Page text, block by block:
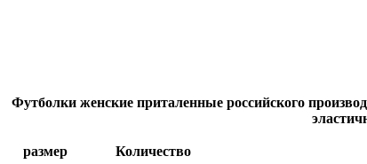
Футболки женские приталенные российского
размер
Количество